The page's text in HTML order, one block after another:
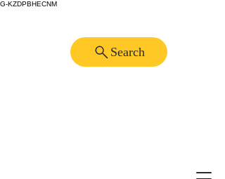
G-KZDPBHECNM
Search